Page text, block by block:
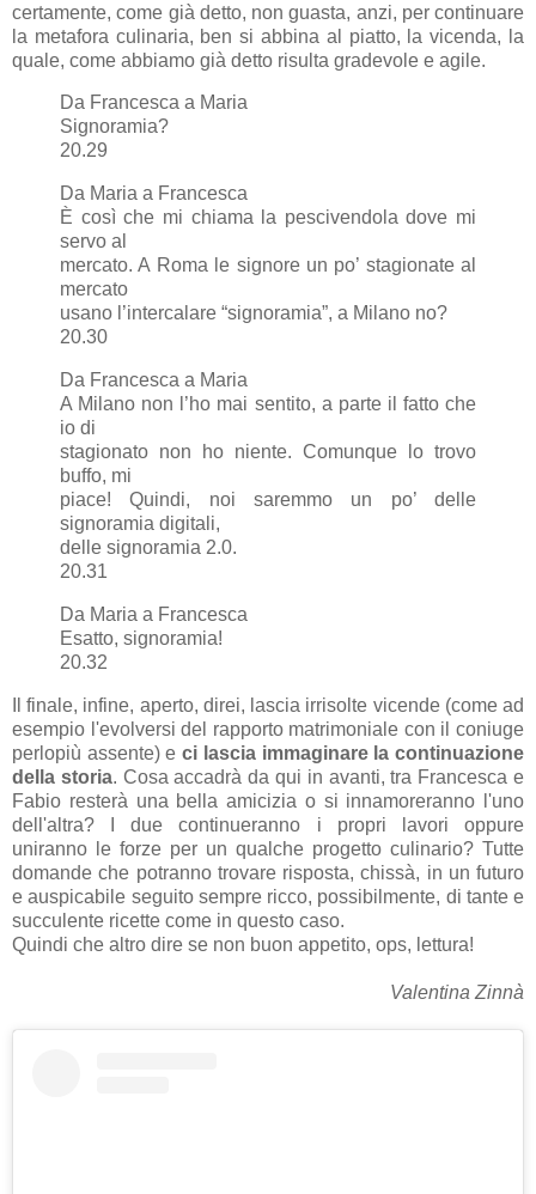
certamente, come già detto, non guasta, anzi, per continuare
la metafora culinaria, ben si abbina al piatto, la vicenda, la
quale, come abbiamo già detto risulta gradevole e agile.
Da Francesca a Maria
Signoramia?
20.29
Da Maria a Francesca
È così che mi chiama la pescivendola dove mi
servo al
mercato. A Roma le signore un po’ stagionate al
mercato
usano l’intercalare “signoramia”, a Milano no?
20.30
Da Francesca a Maria
A Milano non l’ho mai sentito, a parte il fatto che
io di
stagionato non ho niente. Comunque lo trovo
buffo, mi
piace! Quindi, noi saremmo un po’ delle
signoramia digitali,
delle signoramia 2.0.
20.31
Da Maria a Francesca
Esatto, signoramia!
20.32
Il finale, infine, aperto, direi, lascia irrisolte vicende (come ad
esempio l'evolversi del rapporto matrimoniale con il coniuge
perlopiù assente) eci lascia immaginare la continuazione
della storia. Cosa accadrà da qui in avanti, tra Francesca e
Fabio resterà una bella amicizia o si innamoreranno l'uno
dell'altra? I due continueranno i propri lavori oppure
uniranno le forze per un qualche progetto culinario? Tutte
domande che potranno trovare risposta, chissà, in un futuro
e auspicabile seguito sempre ricco, possibilmente, di tante e
succulente ricette come in questo caso.
Quindi che altro dire se non buon appetito, ops, lettura!
Valentina Zinnà